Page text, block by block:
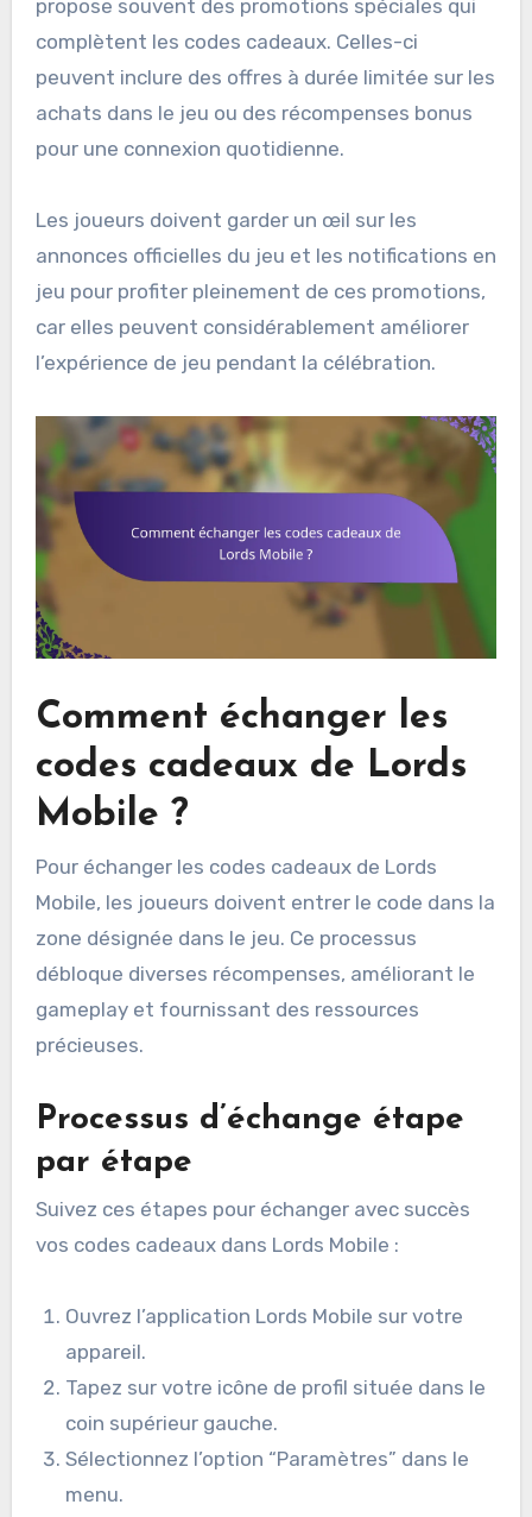
propose souvent des promotions spéciales qui
complètent les codes cadeaux. Celles-ci
peuvent inclure des offres à durée limitée sur les
achats dans le jeu ou des récompenses bonus
pour une connexion quotidienne.
Les joueurs doivent garder un œil sur les
annonces officielles du jeu et les notifications en
jeu pour profiter pleinement de ces promotions,
car elles peuvent considérablement améliorer
l’expérience de jeu pendant la célébration.
Comment échanger les
codes cadeaux de Lords
Mobile ?
Pour échanger les codes cadeaux de Lords
Mobile, les joueurs doivent entrer le code dans la
zone désignée dans le jeu. Ce processus
débloque diverses récompenses, améliorant le
gameplay et fournissant des ressources
précieuses.
Processus d’échange étape
par étape
Suivez ces étapes pour échanger avec succès
vos codes cadeaux dans Lords Mobile :
Ouvrez l’application Lords Mobile sur votre
appareil.
Tapez sur votre icône de profil située dans le
coin supérieur gauche.
Sélectionnez l’option “Paramètres” dans le
menu.